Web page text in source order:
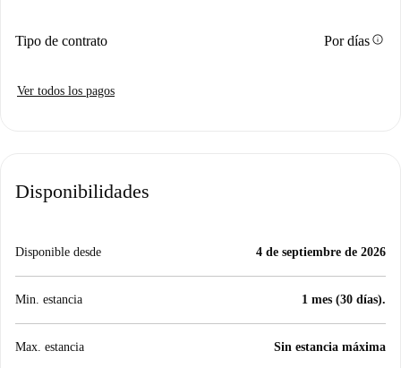
Tipo de contrato Por díasinfo
Ver todos los pagos
Disponibilidades
Disponible desde 4 de septiembre de 2026
Min. estancia 1 mes (30 días).
Max. estancia Sin estancia máxima